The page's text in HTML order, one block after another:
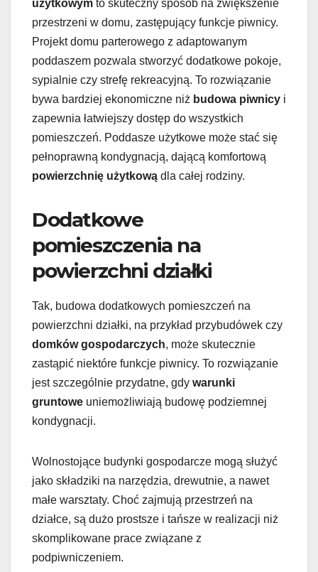
użytkowym to skuteczny sposób na zwiększenie
przestrzeni w domu, zastępujący funkcje piwnicy.
Projekt domu parterowego z adaptowanym
poddaszem pozwala stworzyć dodatkowe pokoje,
sypialnie czy strefę rekreacyjną. To rozwiązanie
bywa bardziej ekonomiczne niż budowa piwnicy i
zapewnia łatwiejszy dostęp do wszystkich
pomieszczeń. Poddasze użytkowe może stać się
pełnoprawną kondygnacją, dającą komfortową
powierzchnię użytkową dla całej rodziny.
Dodatkowe
pomieszczenia na
powierzchni działki
Tak, budowa dodatkowych pomieszczeń na
powierzchni działki, na przykład przybudówek czy
domków gospodarczych, może skutecznie
zastąpić niektóre funkcje piwnicy. To rozwiązanie
jest szczególnie przydatne, gdy warunki
gruntowe uniemożliwiają budowę podziemnej
kondygnacji.
Wolnostojące budynki gospodarcze mogą służyć
jako składziki na narzędzia, drewutnie, a nawet
małe warsztaty. Choć zajmują przestrzeń na
działce, są dużo prostsze i tańsze w realizacji niż
skomplikowane prace związane z
podpiwniczeniem.